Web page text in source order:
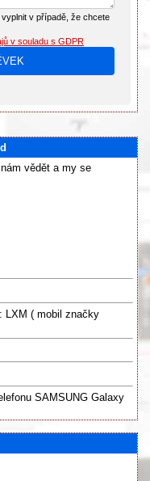
v případě, že chcete
v souladu s GDPR
nám vědět a my se
LXM ( mobil značky
SAMSUNG Galaxy